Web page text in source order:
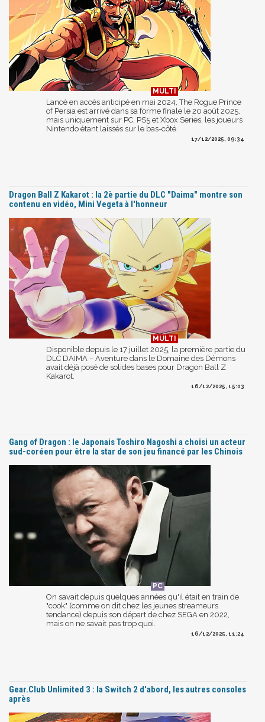
Lancé en accès anticipé en mai 2024, The Rogue Prince
of Persia est arrivé dans sa forme finale le 20 août 2025,
mais uniquement sur PC, PS5 et Xbox Series, les joueurs
Nintendo étant laissés sur le bas-côté.
17/12/2025, 09:34
Dragon Ball Z Kakarot : la 2è partie du DLC "Daima" montre son
contenu en vidéo, Mini Vegeta à l'honneur
Disponible depuis le 17 juillet 2025, la première partie du
DLC DAIMA – Aventure dans le Domaine des Démons
avait déjà posé de solides bases pour Dragon Ball Z
Kakarot.
16/12/2025, 15:03
Gang of Dragon : le Japonais Toshiro Nagoshi a choisi un acteur
sud-coréen pour être la star de son jeu financé par les Chinois
On savait depuis quelques années qu'il était en train de
"cook" (comme on dit chez les jeunes streameurs
tendance) depuis son départ de chez SEGA en 2022,
mais on ne savait pas trop quoi.
16/12/2025, 11:24
Gear.Club Unlimited 3 : la Switch 2 d'abord, les autres consoles
après